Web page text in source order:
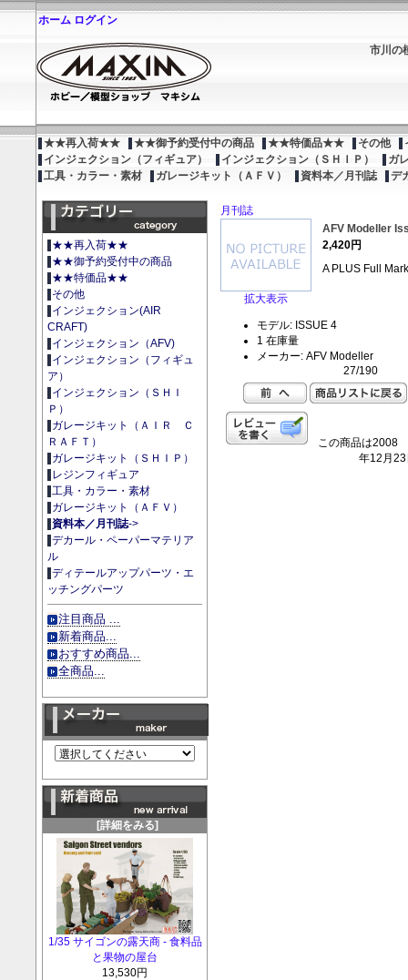
ホーム ログイン
市川の
★★再入荷★★ ★★御予約受付中の商品 ★★特価品★★ その他
インジェクション（フィギュア）
インジェクション（ＳＨＩＰ）
ガ
工具・カラー・素材
ガレージキット（ＡＦＶ） 資料本／月刊誌 デ
★★再入荷★★
★★御予約受付中の商品
★★特価品★★
その他
インジェクション(AIR
CRAFT)
インジェクション（AFV)
インジェクション（フィギュ
ア）
インジェクション（ＳＨＩ
Ｐ）
ガレージキット（ＡＩＲ Ｃ
ＲＡＦＴ）
ガレージキット（ＳＨＩＰ）
レジンフィギュア
工具・カラー・素材
ガレージキット（ＡＦＶ）
資料本／月刊誌->
デカール・ペーパーマテリア
ル
ディテールアップパーツ・エ
ッチングパーツ
注目商品 ...
新着商品...
おすすめ商品...
全商品...
[詳細をみる]
1/35 サイゴンの露天商 - 食料品
と果物の屋台
13,530円
月刊誌
拡大表示
AFV Modeller
2,420円
A PLUS Full
モデル: ISSUE 4
1 在庫量
メーカー: AFV Modeller
27/190
この商品は2008
年12月